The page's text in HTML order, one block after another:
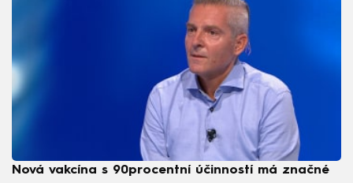
Nová vakcína s 90procentní účinností má značné